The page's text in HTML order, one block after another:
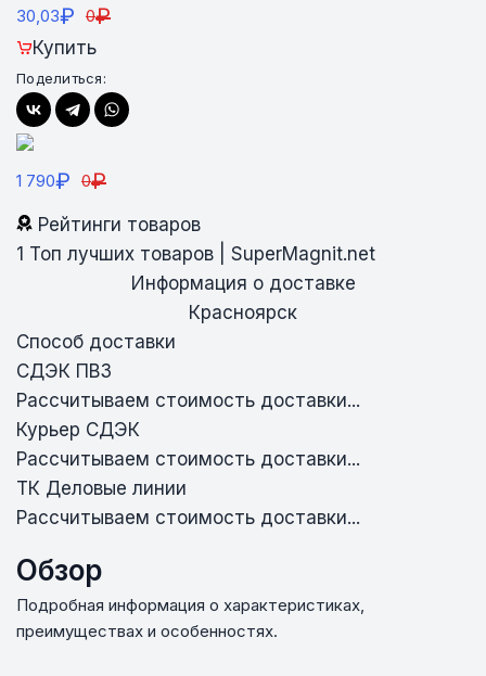
30,03₽ 0₽
Купить
Поделиться:
1 790₽ 0₽
Рейтинги товаров
1 Топ лучших товаров | SuperMagnit.net
Информация о доставке
Красноярск
Способ доставки
СДЭК ПВЗ
Рассчитываем стоимость доставки...
Курьер СДЭК
Рассчитываем стоимость доставки...
ТК Деловые линии
Рассчитываем стоимость доставки...
Обзор
Подробная информация о характеристиках,
преимуществах и особенностях.